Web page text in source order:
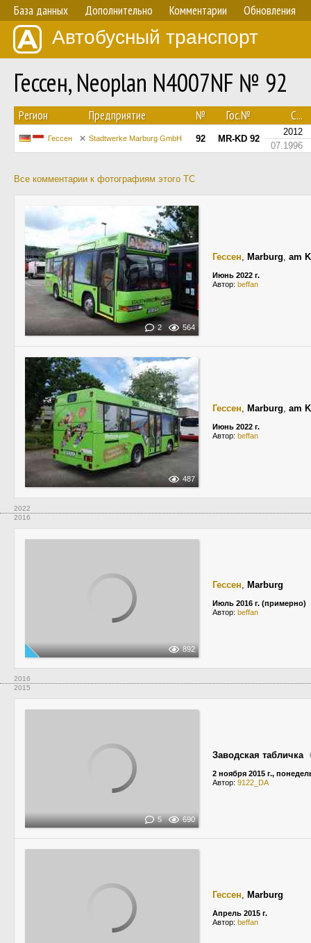
База данных Дополнительно Комментарии Обновления
Автобусный транспорт
Гессен, Neoplan N4007NF № 92
Регион Предприятие № Гос.№ С...
Гессен Stadtwerke Marburg GmbH 92 MR-KD 92
2012
07.1996
Все комментарии к фотографиям этого ТС
2 564
Гессен, Marburg, am
Июнь 2022 г.
Автор: beffan
487
Гессен, Marburg, am
Июнь 2022 г.
Автор: beffan
2022
2016
892
Гессен, Marburg
Июль 2016 г. (примерно)
Автор: beffan
2016
2015
5 690
Заводская табличка
2 ноября 2015 г.,
Автор: 9122_DA
Гессен, Marburg
Апрель 2015 г.
Автор: beffan